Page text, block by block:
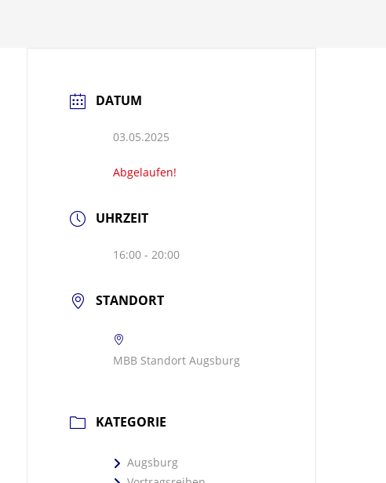
DATUM
03.05.2025
Abgelaufen!
UHRZEIT
16:00 - 20:00
STANDORT
MBB Standort Augsburg
KATEGORIE
Augsburg